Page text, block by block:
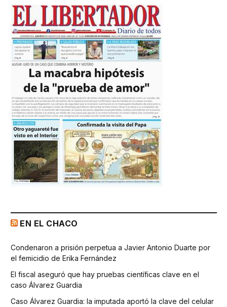
EN EL CHACO
Condenaron a prisión perpetua a Javier Antonio Duarte por
el femicidio de Erika Fernández
El fiscal aseguró que hay pruebas científicas clave en el
caso Álvarez Guardia
Caso Álvarez Guardia: la imputada aportó la clave del celular